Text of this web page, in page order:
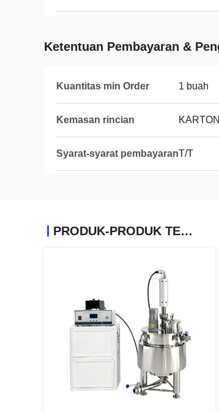
Ketentuan Pembayaran &
Kuantitas min Order 1 buah
Kemasan rincian KARTON
Syarat-syarat pembayaranT/T
PRODUK-PRODUK TERKAIT